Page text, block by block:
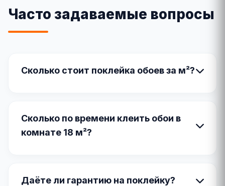
Часто задаваемые вопросы
Сколько стоит поклейка обоев за м²?
Сколько по времени клеить обои в
комнате 18 м²?
Даёте ли гарантию на поклейку?